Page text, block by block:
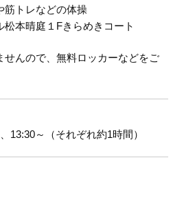
筋トレなどの体操
本晴庭１Fきらめきコート
んので、無料ロッカーなどをご
13:30～（それぞれ約1時間）